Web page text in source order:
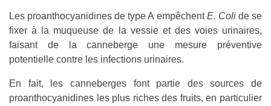
Les proanthocyanidines de type A empêchentE. Colide se
fixer à la muqueuse de la vessie et des voies urinaires,
faisant de la canneberge une mesure préventive
potentielle contre les infections urinaires.
En fait, les canneberges font partie des sources de
proanthocyanidines les plus riches des fruits, en particulier